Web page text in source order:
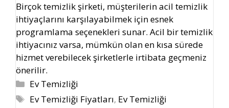
Birçok temizlik şirketi, müşterilerin acil temizlik
ihtiyaçlarını karşılayabilmek için esnek
programlama seçenekleri sunar. Acil bir temizlik
ihtiyacınız varsa, mümkün olan en kısa sürede
hizmet verebilecek şirketlerle irtibata geçmeniz
önerilir.
Kategoriler
Ev Temizliği
Etiketler
Ev Temizliği Fiyatları, Ev Temizliği